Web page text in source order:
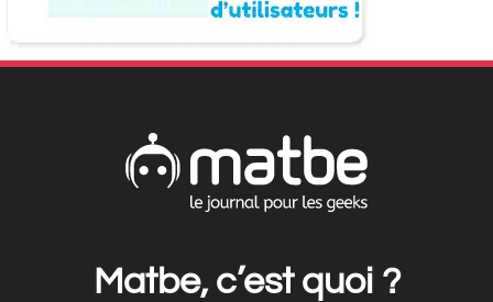
Matbe, c’est quoi ?